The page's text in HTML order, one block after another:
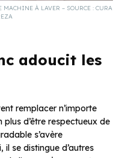
À LAVER – SOURCE : CURA
adoucit les
remplacer n’importe
plus d’être respectueux de
s’avère
se distingue d’autres